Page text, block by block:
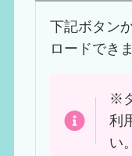
下記ボタン
ロードできま
※
利
い。